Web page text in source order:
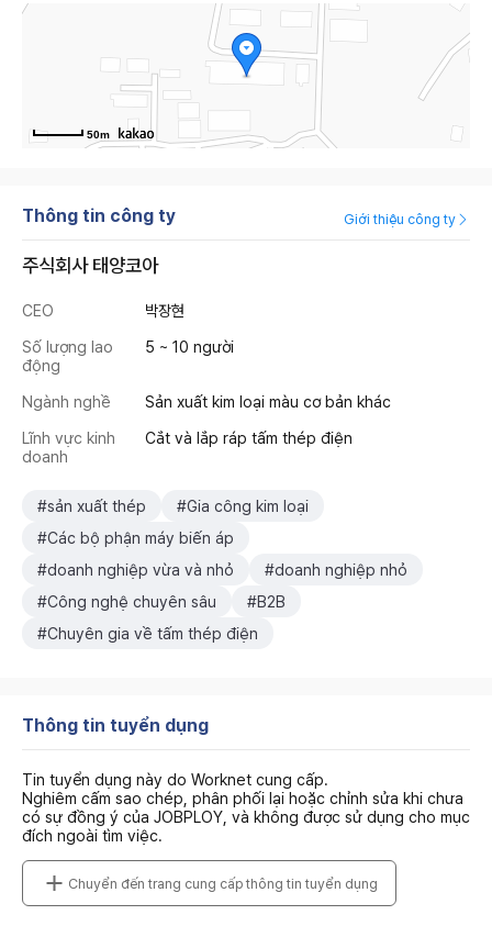
50m
Thông tin công ty Giới thiệu công ty
주식회사 태양코아
CEO
박장현
Số lượng lao
động
5 ~ 10 người
Ngành nghề
Sản xuất kim loại màu cơ bản khác
Lĩnh vực kinh
doanh
Cắt và lắp ráp tấm thép điện
#sản xuất thép
#Gia công kim loại
#Các bộ phận máy biến áp
#doanh nghiệp vừa và nhỏ
#doanh nghiệp nhỏ
#Công nghệ chuyên sâu
#B2B
#Chuyên gia về tấm thép điện
Thông tin tuyển dụng
Tin tuyển dụng này do Worknet cung cấp.
Nghiêm cấm sao chép, phân phối lại hoặc chỉnh sửa khi chưa
có sự đồng ý của JOBPLOY, và không được sử dụng cho mục
đích ngoài tìm việc.
Chuyển đến trang cung cấp thông tin tuyển dụng